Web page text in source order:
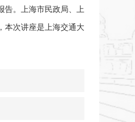
告。上海市民政局、上
本次讲座是上海交通大